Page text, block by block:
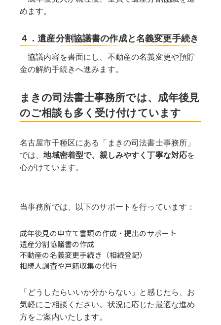
めます。
４．遺産分割協議書の作成と名義変更手続き
協議内容を書面にし、不動産の名義変更や預貯
金の解約手続きへ進みます。
まきの司法書士事務所では、成年後見
のご相談も多く受け付けています
名古屋市千種区にある「まきの司法書士事務所」
では、地域密着型で、親しみやすく丁寧な対応を
心がけています。
当事務所では、以下のサポートを行っています：
成年後見の申立て書類の作成・提出のサポート
遺産分割協議書の作成
不動産の名義変更手続き（相続登記）
相続人調査や戸籍収集の代行
「どうしたらいいか分からない」と感じたら、お
気軽にご相談ください。状況に応じた最適な進め
方をご案内いたします。